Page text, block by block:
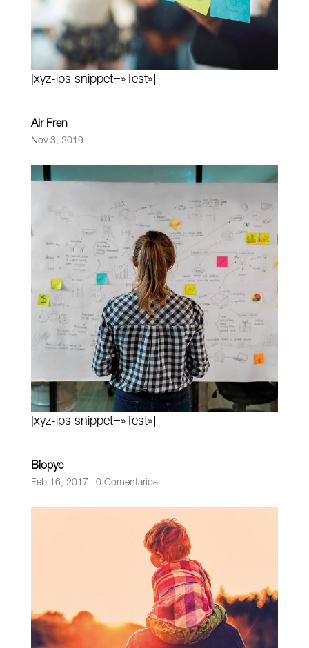
[xyz-ips snippet=»Test»]
Air Fren
Nov 3, 2019
[xyz-ips snippet=»Test»]
Biopyc
Feb 16, 2017 0 Comentarios